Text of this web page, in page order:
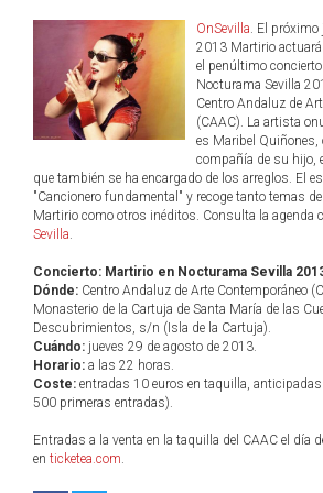
OnSevilla. El próximo
2013 Martirio actuará
el penúltimo
Nocturama Sevilla
Centro Andaluz de
(CAAC). La artista
es Maribel Quiñones,
compañía de su hijo,
que también se ha encargado de los arreglos. El
"Cancionero fundamental" y recoge tanto temas
Martirio como otros inéditos. Consulta la agenda
Sevilla.
Concierto: Martirio en Nocturama Sevilla
Dónde: Centro Andaluz de Arte Contemporáneo
Monasterio de la Cartuja de Santa María de las
Descubrimientos, s/n (Isla de la Cartuja).
Cuándo: jueves 29 de agosto de 2013.
Horario: a las 22 horas.
Coste: entradas 10 euros en taquilla,
500 primeras entradas).
Entradas a la venta en la taquilla del CAAC el día
en ticketea.com.